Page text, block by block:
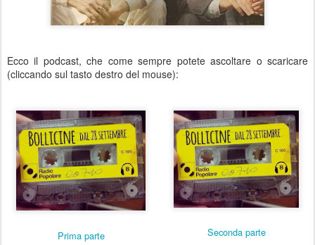
Ecco il podcast, che come sempre potete ascoltare o scaricare
(cliccando sul tasto destro del mouse):
Prima parte Seconda parte